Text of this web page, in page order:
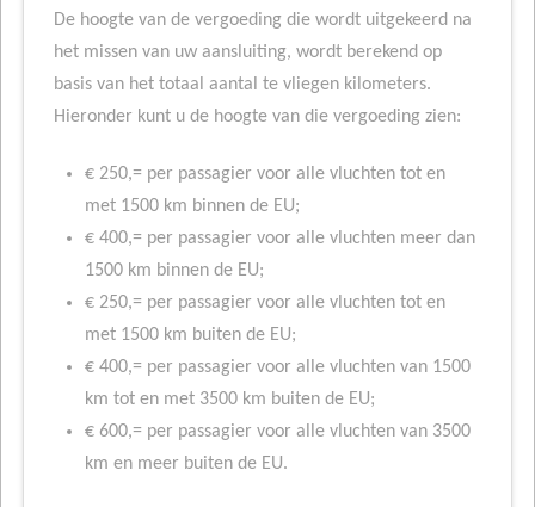
De hoogte van de vergoeding die wordt uitgekeerd na
het missen van uw aansluiting, wordt berekend op
basis van het totaal aantal te vliegen kilometers.
Hieronder kunt u de hoogte van die vergoeding zien:
€ 250,= per passagier voor alle vluchten tot en
met 1500 km binnen de EU;
€ 400,= per passagier voor alle vluchten meer dan
1500 km binnen de EU;
€ 250,= per passagier voor alle vluchten tot en
met 1500 km buiten de EU;
€ 400,= per passagier voor alle vluchten van 1500
km tot en met 3500 km buiten de EU;
€ 600,= per passagier voor alle vluchten van 3500
km en meer buiten de EU.